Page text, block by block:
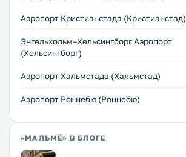
Аэропорт Кристианстада (Кристианстад)
Энгельхольм–Хельсингборг Аэропорт
(Хельсингборг)
Аэропорт Хальмстада (Хальмстад)
Аэропорт Роннебю (Роннебю)
«МАЛЬМЁ» В БЛОГЕ